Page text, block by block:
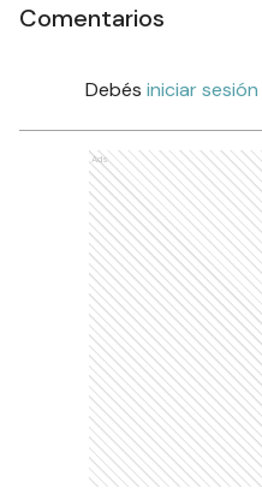
Comentarios
Debés iniciar sesión
Ads